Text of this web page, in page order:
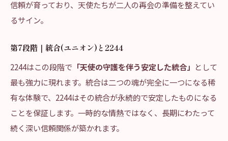
信頼が育っており、天使たちが二人の再会の準備を整えてい
るサイン。
第7段階｜統合(ユニオン)と2244
2244はこの段階で 「天使の守護を伴う安定した統合」 として
最も強力に現れます。統合は二つの魂が完全に一つになる稀
有な体験で、2244はその統合が永続的で安定したものになる
ことを保証します。一時的な情熱ではなく、長期にわたって
続く深い信頼関係が築かれます。